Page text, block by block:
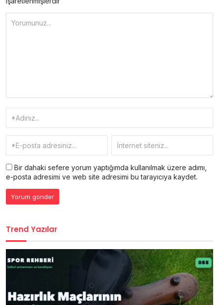
Bir dahaki sefere yorum yaptığımda kullanılmak üzere adımı,
e-posta adresimi ve web site adresimi bu tarayıcıya kaydet.
Trend Yazılar